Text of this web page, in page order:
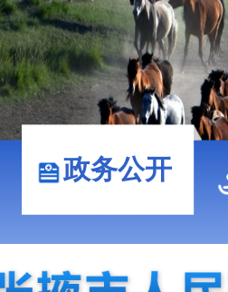
政务公开